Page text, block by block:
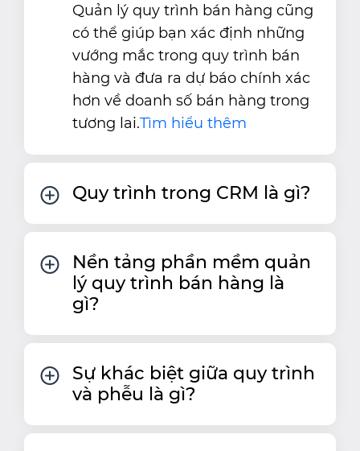
Quản lý quy trình bán hàng cũng
có thể giúp bạn xác định những
vướng mắc trong quy trình bán
hàng và đưa ra dự báo chính xác
hơn về doanh số bán hàng trong
tương lai.Tìm hiểu thêm
Quy trình trong CRM là gì?
Nền tảng phần mềm quản
lý quy trình bán hàng là
gì?
Sự khác biệt giữa quy trình
và phễu là gì?